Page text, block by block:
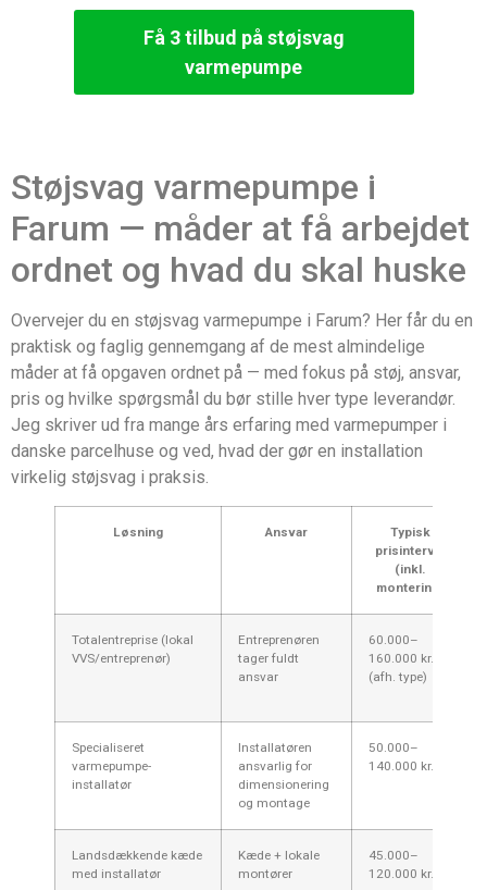
Få 3 tilbud på støjsvag
varmepumpe
Støjsvag varmepumpe i
Farum — måder at få arbejdet
ordnet og hvad du skal huske
Overvejer du en støjsvag varmepumpe i Farum? Her får du en
praktisk og faglig gennemgang af de mest almindelige
måder at få opgaven ordnet på — med fokus på støj, ansvar,
pris og hvilke spørgsmål du bør stille hver type leverandør.
Jeg skriver ud fra mange års erfaring med varmepumper i
danske parcelhuse og ved, hvad der gør en installation
virkelig støjsvag i praksis.
Løsning Ansvar
Typisk
prisinterval
(inkl.
montering)
Totalentreprise (lokal
VVS/entreprenør)
Entreprenøren
tager fuldt
ansvar
60.000–
160.000 kr.
(afh. type)
Specialiseret
varmepumpe-
installatør
Installatøren
ansvarlig for
dimensionering
og montage
50.000–
140.000 kr.
Landsdækkende kæde
med installatør
Kæde + lokale
montører
45.000–
120.000 kr.